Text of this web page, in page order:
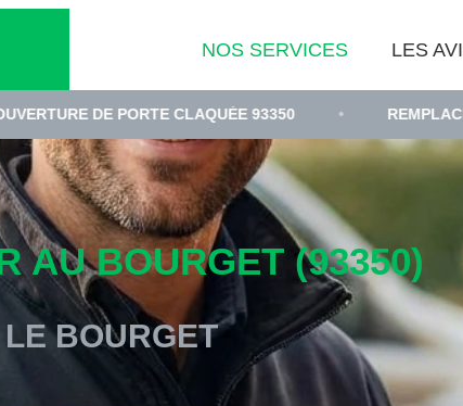
NOS SERVICES LES
PORTE CLAQUÉE 93350 • REMPLACEMENT DE
AU BOURGET (93350)
LE BOURGET